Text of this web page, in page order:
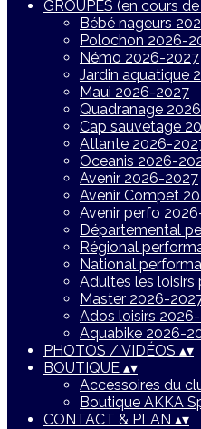
GROUPES (en cours
Bébé nageurs
Polochon 2026-
Némo 2026-2027
Jardin aquatique
Maui 2026-2027
Quadranage
Cap sauvetage
Atlante 2026-
Oceanis 2026-
Avenir 2026-2027
Avenir Compet
Avenir perfo
Départemental
Régional
National
Adultes les
Master 2026-
Ados loisirs
Aquabike 2026-
PHOTOS / VIDÉOS ▴▾
BOUTIQUE ▴▾
Accessoires du
Boutique AKKA
CONTACT & PLAN ▴▾